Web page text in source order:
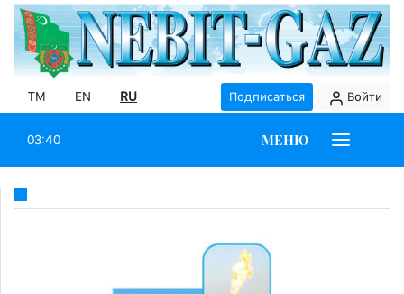
TM EN RU Подписаться Войти
03:40 МЕНЮ